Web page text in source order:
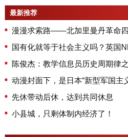
最新推荐
国有化就等于社会主义吗？英国
陈俊杰：教学信息员历史周期律
动漫封面下，是日本“新型军国主
先休带动后休，达到共同休息
小县城，只剩体制内经济了！